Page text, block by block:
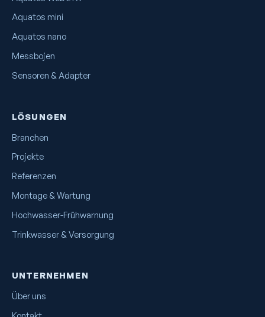
Aquatos mini
Aquatos nano
Messbojen
Sensoren & Adapter
LÖSUNGEN
Branchen
Projekte
Referenzen
Montage & Wartung
Hochwasser-Frühwarnung
Trinkwasser & Versorgung
UNTERNEHMEN
Über uns